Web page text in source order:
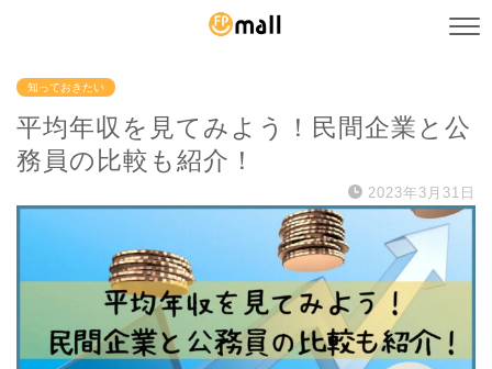
知っておきたい
平均年収を見てみよう！民間企業と公
務員の比較も紹介！
2023年3月31日